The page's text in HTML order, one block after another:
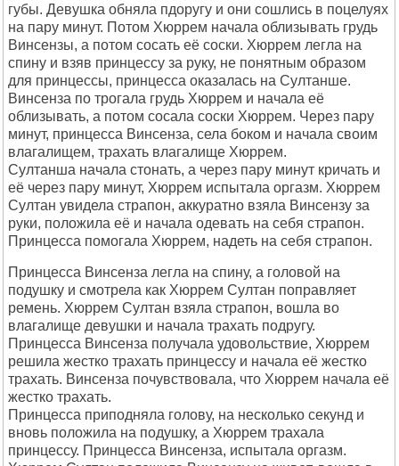
губы. Девушка обняла пдоругу и они сошлись в поцелуях
на пару минут. Потом Хюррем начала облизывать грудь
Винсензы, а потом сосать её соски. Хюррем легла на
спину и взяв принцессу за руку, не понятным образом
для принцессы, принцесса оказалась на Султанше.
Винсенза по трогала грудь Хюррем и начала её
облизывать, а потом сосала соски Хюррем. Через пару
минут, принцесса Винсенза, села боком и начала своим
влагалищем, трахать влагалище Хюррем.
Султанша начала стонать, а через пару минут кричать и
её через пару минут, Хюррем испытала оргазм. Хюррем
Султан увидела страпон, аккуратно взяла Винсензу за
руки, положила её и начала одевать на себя страпон.
Принцесса помогала Хюррем, надеть на себя страпон.
Принцесса Винсенза легла на спину, а головой на
подушку и смотрела как Хюррем Султан поправляет
ремень. Хюррем Султан взяла страпон, вошла во
влагалище девушки и начала трахать подругу.
Принцесса Винсенза получала удовольствие, Хюррем
решила жестко трахать принцессу и начала её жестко
трахать. Винсенза почувствовала, что Хюррем начала её
жестко трахать.
Принцесса приподняла голову, на несколько секунд и
вновь положила на подушку, а Хюррем трахала
принцессу. Принцесса Винсенза, испытала оргазм.